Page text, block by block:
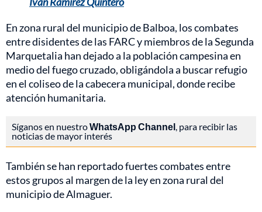
En zona rural del municipio de Balboa, los combates
entre disidentes de las FARC y miembros de la Segunda
Marquetalia han dejado a la población campesina en
medio del fuego cruzado, obligándola a buscar refugio
en el coliseo de la cabecera municipal, donde recibe
atención humanitaria.
Síganos en nuestroWhatsApp Channel , para recibir las
noticias de mayor interés
También se han reportado fuertes combates entre
estos grupos al margen de la ley en zona rural del
municipio de Almaguer.